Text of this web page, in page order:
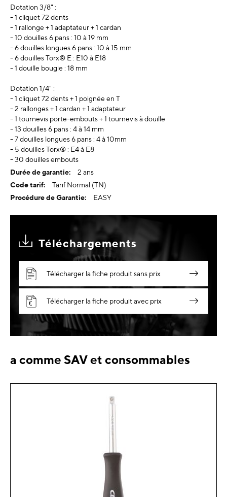
Dotation 3/8" :
- 1 cliquet 72 dents
- 1 rallonge + 1 adaptateur + 1 cardan
- 10 douilles 6 pans : 10 à 19 mm
- 6 douilles longues 6 pans : 10 à 15 mm
- 6 douilles Torx® E : E10 à E18
- 1 douille bougie : 18 mm
Dotation 1/4" :
- 1 cliquet 72 dents + 1 poignée en T
- 2 rallonges + 1 cardan + 1 adaptateur
- 1 tournevis porte-embouts + 1 tournevis à douille
- 13 douilles 6 pans : 4 à 14 mm
- 7 douilles longues 6 pans : 4 à 10mm
- 5 douilles Torx® : E4 à E8
- 30 douilles embouts
2 ans
Tarif Normal (TN)
EASY
Téléchargements
Télécharger la fiche produit sans prix
Télécharger la fiche produit avec prix
a comme SAV et consommables